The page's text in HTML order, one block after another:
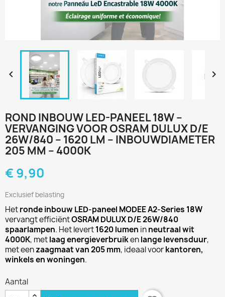
 
ROND INBOUW LED-PANEEL 18W –
VERVANGING VOOR OSRAM DULUX D/E
26W/840 – 1620 LM – INBOUWDIAMETER
205 MM – 4000K
€ 9,90
Exclusief belasting
Hetronde inbouw LED-paneel MODEE A2-Series 18W
vervangt efficiëntOSRAM DULUX D/E 26W/840
spaarlampen. Het levert1620 lumen inneutraal wit
4000K, metlaag energieverbruikenlange levensduur,
met eenzaagmaat van 205 mm, ideaal voorkantoren,
winkels en woningen.
Aantal